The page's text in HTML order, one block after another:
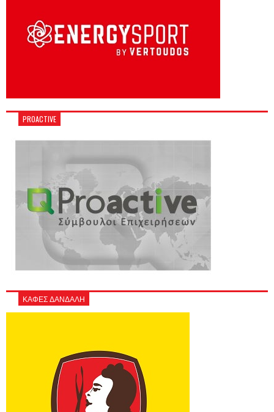
PROACTIVE
ΚΑΦΕΣ ΔΑΝΔΑΛΗ